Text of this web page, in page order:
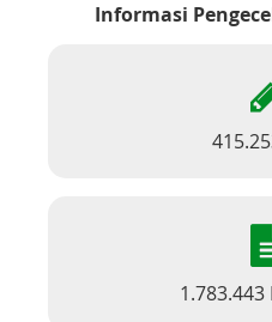
Informasi